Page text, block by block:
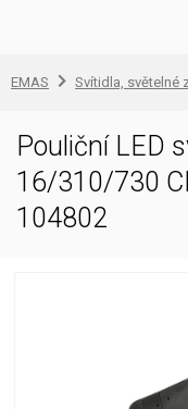
EMAS Svítidla, světelné
Pouliční LED
16/310/730
104802